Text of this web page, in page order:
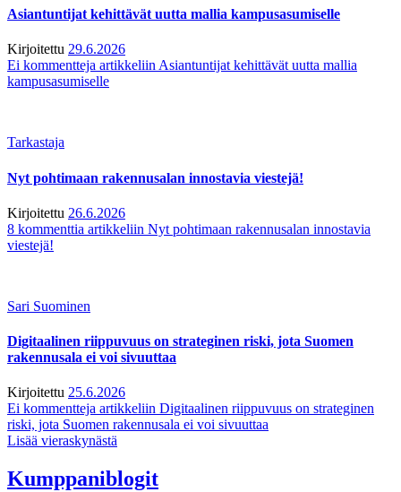
Asiantuntijat kehittävät uutta mallia kampusasumiselle
Kirjoitettu 29.6.2026
Ei kommentteja artikkeliin Asiantuntijat kehittävät uutta mallia
kampusasumiselle
Tarkastaja
Nyt pohtimaan rakennusalan innostavia viestejä!
Kirjoitettu 26.6.2026
8 kommenttia artikkeliin Nyt pohtimaan rakennusalan innostavia
viestejä!
Sari Suominen
Digitaalinen riippuvuus on strateginen riski, jota Suomen
rakennusala ei voi sivuuttaa
Kirjoitettu 25.6.2026
Ei kommentteja artikkeliin Digitaalinen riippuvuus on strateginen
riski, jota Suomen rakennusala ei voi sivuuttaa
Lisää vieraskynästä
Kumppaniblogit